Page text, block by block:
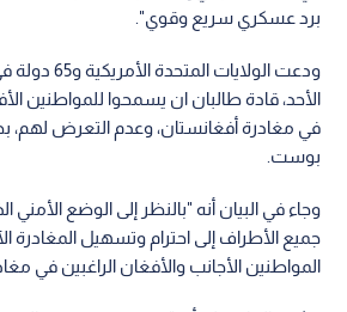
برد عسكري سريع وقوي".
ودعت الولايات
الأحد، قادة طالبان ان يسمحوا للمواطنين
في مغادرة أفغانستان، وعدم التعرض
بوست.
وجاء في البيان أنه "بالنظر إلى الوضع الأمني
جميع الأطراف إلى احترام وتسهيل المغادرة
المواطنين الأجانب والأفغان الراغبين في